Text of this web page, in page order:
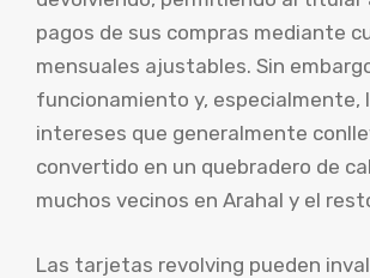
pagos de sus compras mediante
mensuales ajustables. Sin
funcionamiento y, especialmente,
intereses que generalmente
convertido en un quebradero de
muchos vecinos en Arahal y el
Las tarjetas revolving pueden